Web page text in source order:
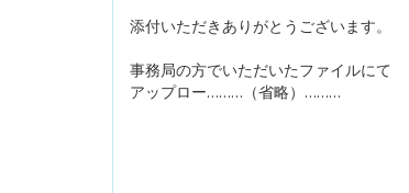
添付いただきありがとうございます。
事務局の方でいただいたファイルにて
アップロー………（省略）………